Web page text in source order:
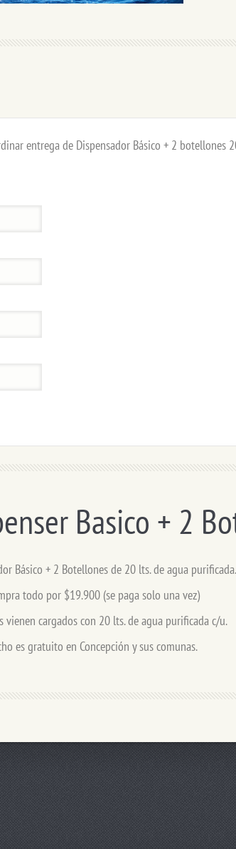
entrega de Dispensador Básico + 2 botellones
Basico + 2
Básico + 2 Botellones de 20 lts. de agua purificada.
todo por $19.900 (se paga solo una vez)
vienen cargados con 20 lts. de agua purificada c/u.
es gratuito en Concepción y sus comunas.